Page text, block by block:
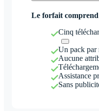
Le forfait
Cinq
Un pack par
Aucune
Assistance
Sans